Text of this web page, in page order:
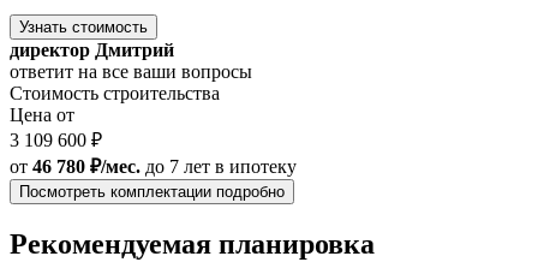
Узнать стоимость
директор Дмитрий
ответит на все ваши вопросы
Стоимость строительства
Цена от
3 109 600 ₽
от 46 780 ₽/мес. до 7 лет в ипотеку
Посмотреть комплектации подробно
Рекомендуемая планировка